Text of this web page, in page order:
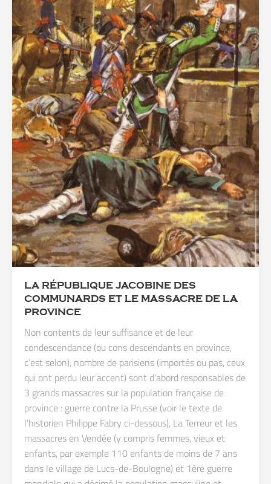
LA RÉPUBLIQUE JACOBINE DES
COMMUNARDS ET LE MASSACRE DE LA
PROVINCE
Non contents de leur suffisance et de leur
condescendance (ou cons descendants en province,
c’est selon), nombre de parisiens (importés ou pas, ceux
qui ont perdu leur accent) sont d’abord responsables de
3 grands massacres sur la population française de
province : guerre contre la Prusse (voir le texte de
l’historien Philippe Fabry ci-dessous), La Terreur et les
massacres en Vendée (y compris femmes, vieux et
enfants, par exemple 110 enfants de moins de 7 ans
dans le village de Lucs-de-Boulogne) et 1ère guerre